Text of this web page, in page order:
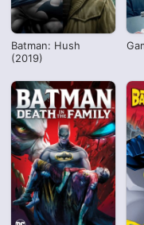
Batman: Hush
(2019)